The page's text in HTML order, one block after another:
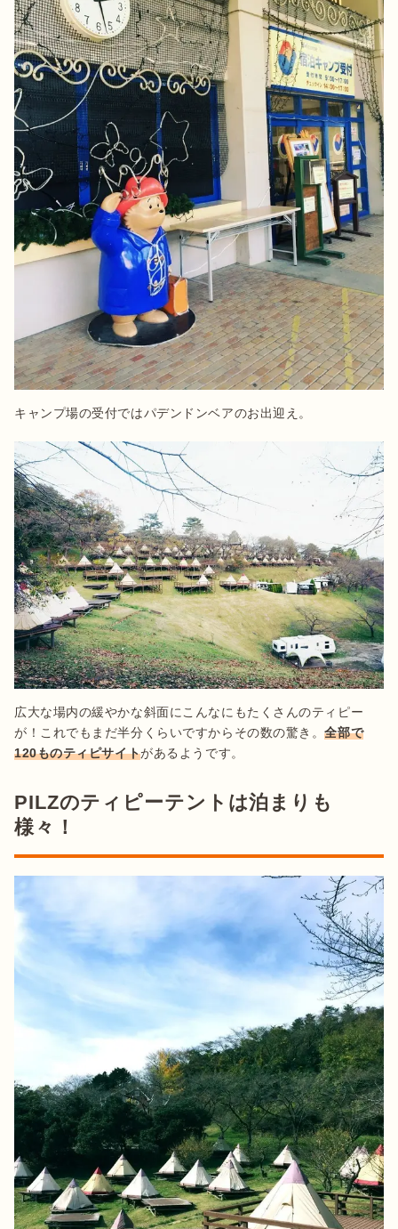
キャンプ場の受付ではパデンドンベアのお出迎え。
広大な場内の緩やかな斜面にこんなにもたくさんのティピー
が！これでもまだ半分くらいですからその数の驚き。全部で
120ものティピサイトがあるようです。
PILZのティピーテントは泊まりも
様々！